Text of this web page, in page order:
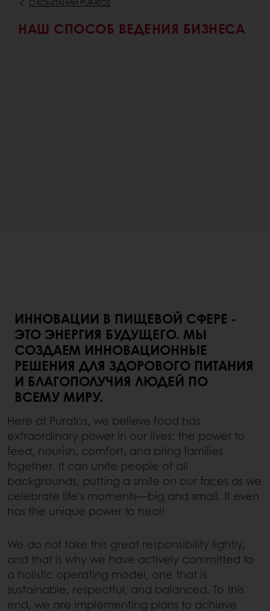
О КОМПАНИИ PURATOS
НАШ СПОСОБ ВЕДЕНИЯ БИЗНЕСА
ИННОВАЦИИ В ПИЩЕВОЙ СФЕРЕ -
ЭТО ЭНЕРГИЯ БУДУЩЕГО. МЫ
СОЗДАЕМ ИННОВАЦИОННЫЕ
РЕШЕНИЯ ДЛЯ ЗДОРОВОГО ПИТАНИЯ
И БЛАГОПОЛУЧИЯ ЛЮДЕЙ ПО
ВСЕМУ МИРУ.
Here at Puratos, we believe food has
extraordinary power in our lives: the power to
feed, nourish, comfort, and bring families
together. It can unite people of all
backgrounds, putting a smile on our faces as we
celebrate life’s moments—big and small. It even
has the unique power to heal!
We do not take this great responsibility lightly,
and that is why we have actively committed to
a holistic operating model, one that is
sustainable, respectful, and balanced. To this
end, we are implementing plans to achieve